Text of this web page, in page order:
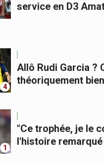
service en D3
4
Allô Rudi Garcia ?
théoriquement
1
"Ce trophée, je le
l'histoire